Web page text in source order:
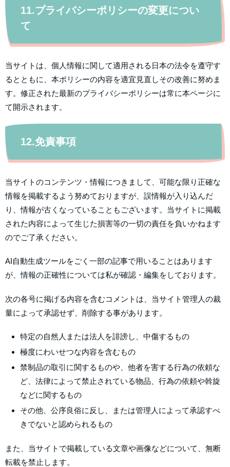
11.プライバシーポリシーの変更につい
て
当サイトは、個人情報に関して適用される日本の法令を遵守す
るとともに、本ポリシーの内容を適宜見直しその改善に努めま
す。修正された最新のプライバシーポリシーは常に本ページに
て開示されます。
12.免責事項
当サイトのコンテンツ・情報につきまして、可能な限り正確な
情報を掲載するよう努めておりますが、誤情報が入り込んだ
り、情報が古くなっていることもございます。当サイトに掲載
された内容によって生じた損害等の一切の責任を負いかねます
のでご了承ください。
AI自動生成ツールをごく一部の記事で用いることはあります
が、情報の正確性については私が確認・編集をしております。
次の各号に掲げる内容を含むコメントは、当サイト管理人の裁
量によって承認せず、削除する事があります。
特定の自然人または法人を誹謗し、中傷するもの
極度にわいせつな内容を含むもの
禁制品の取引に関するものや、他者を害する行為の依頼な
ど、法律によって禁止されている物品、行為の依頼や斡旋
などに関するもの
その他、公序良俗に反し、または管理人によって承認すべ
きでないと認められるもの
また、当サイトで掲載している文章や画像などについて、無断
転載を禁止します。